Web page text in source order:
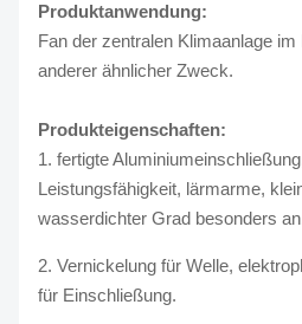
Produktanwendung:
Fan der zentralen Klimaanlage
anderer ähnlicher Zweck.
Produkteigenschaften:
1. fertigte
Leistungsfähigkeit, lärmarme,
wasserdichter Grad besonders
2. Vernickelung für Welle,
für Einschließung.